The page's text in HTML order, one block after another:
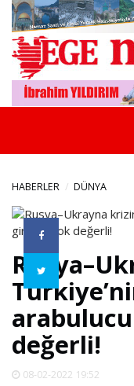
GÜNCEL
YÖNETİMLER
EKONOMİ
POLİTİKA
RÖPORTAJLAR
SPOR
HABERLER DÜNYA
değerli!
08-02-2022 19:52